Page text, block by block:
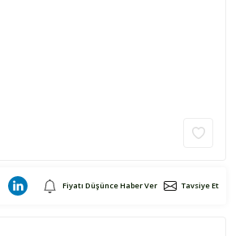
Fiyatı Düşünce Haber Ver Tavsiye Et